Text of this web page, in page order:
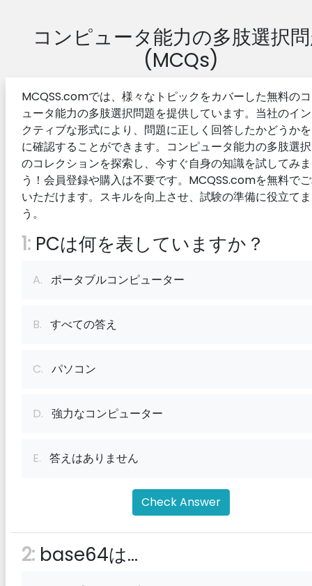
コンピュータ能力の多肢選択
(MCQs)
MCQSS.comでは、様々なトピックをカバーした無料の
ュータ能力の多肢選択問題を提供しています。当社のイ
クティブな形式により、問題に正しく回答したかどうか
に確認することができます。コンピュータ能力の多肢選
のコレクションを探索し、今すぐ自身の知識を試してみ
う！会員登録や購入は不要です。MCQSS.comを無料で
いただけます。スキルを向上させ、試験の準備に役立て
う。
1: PCは何を表していますか？
A. ポータブルコンピューター
B. すべての答え
C. パソコン
D. 強力なコンピューター
E. 答えはありません
Check Answer
2: base64は...